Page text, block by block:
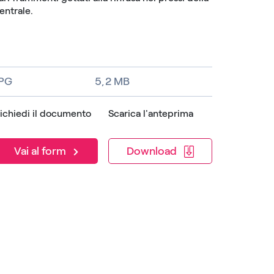
5,2 MB
il documento
Vai al form
Scarica l'anteprima
Download